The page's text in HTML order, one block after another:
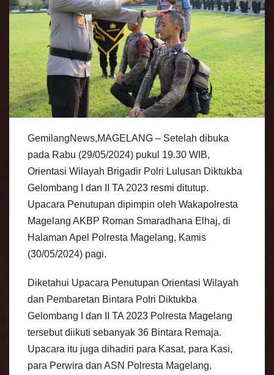
GemilangNews,MAGELANG – Setelah dibuka
pada Rabu (29/05/2024) pukul 19.30 WIB,
Orientasi Wilayah Brigadir Polri Lulusan Diktukba
Gelombang I dan II TA 2023 resmi ditutup.
Upacara Penutupan dipimpin oleh Wakapolresta
Magelang AKBP Roman Smaradhana Elhaj, di
Halaman Apel Polresta Magelang, Kamis
(30/05/2024) pagi.
Diketahui Upacara Penutupan Orientasi Wilayah
dan Pembaretan Bintara Polri Diktukba
Gelombang I dan II TA 2023 Polresta Magelang
tersebut diikuti sebanyak 36 Bintara Remaja.
Upacara itu juga dihadiri para Kasat, para Kasi,
para Perwira dan ASN Polresta Magelang.